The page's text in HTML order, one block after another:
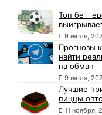
Топ
9 июля,
Прогнозы
найти
на обман
9 июля,
Лучшие
пиццы
11 ноября,